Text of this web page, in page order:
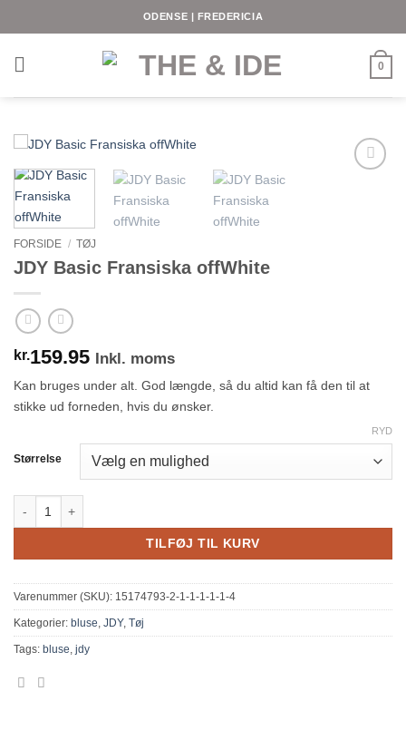
ODENSE | FREDERICIA
0
FORSIDE / TØJ
JDY Basic Fransiska offWhite
kr. 159.95 Inkl. moms
Kan bruges under alt. God længde, så du altid kan få den til at
stikke ud forneden, hvis du ønsker.
Størrelse
RYD
TILFØJ TIL KURV
Varenummer (SKU): 15174793-2-1-1-1-1-1-4
Kategorier: bluse JDY Tøj
Tags: bluse jdy